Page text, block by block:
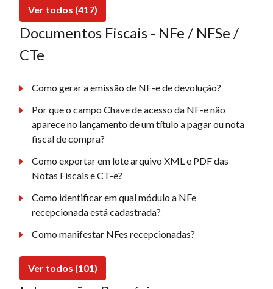
Ver todos (417)
Documentos Fiscais - NFe / NFSe /
CTe
Como gerar a emissão de NF-e de devolução?
Por que o campo Chave de acesso da NF-e não
aparece no lançamento de um título a pagar ou nota
fiscal de compra?
Como exportar em lote arquivo XML e PDF das
Notas Fiscais e CT-e?
Como identificar em qual módulo a NFe
recepcionada está cadastrada?
Como manifestar NFes recepcionadas?
Ver todos (101)